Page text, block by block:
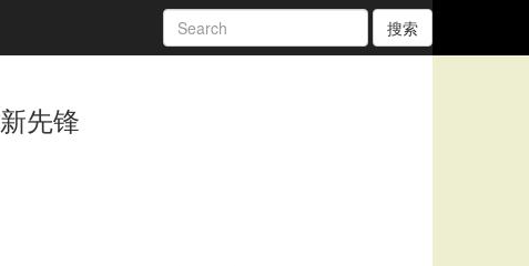
搜索
先锋